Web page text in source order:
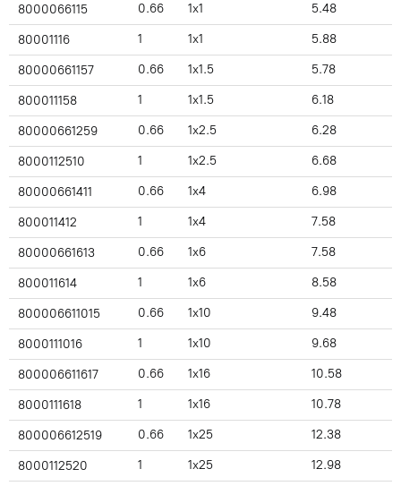
8000066115 0.66 1x1 5.48
80001116 1 1x1 5.88
80000661157 0.66 1x1.5 5.78
800011158 1 1x1.5 6.18
80000661259 0.66 1x2.5 6.28
8000112510 1 1x2.5 6.68
80000661411 0.66 1x4 6.98
800011412 1 1x4 7.58
80000661613 0.66 1x6 7.58
800011614 1 1x6 8.58
800006611015 0.66 1x10 9.48
8000111016 1 1x10 9.68
800006611617 0.66 1x16 10.58
8000111618 1 1x16 10.78
800006612519 0.66 1x25 12.38
8000112520 1 1x25 12.98